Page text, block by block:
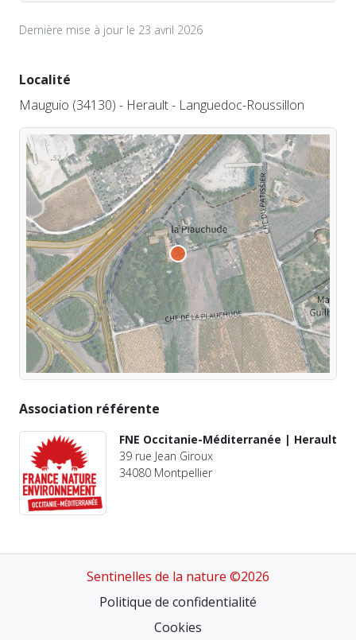
Dernière mise à jour le 23 avril 2026
Localité
Mauguio (34130) - Herault - Languedoc-Roussillon
Association référente
FNE Occitanie-Méditerranée | Herault
39 rue Jean Giroux
34080 Montpellier
Sentinelles de la nature ©2026
Politique de confidentialité
Cookies